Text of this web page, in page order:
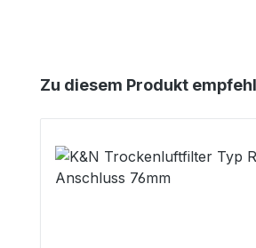
Produktgalerie überspringen
Zu diesem Produkt